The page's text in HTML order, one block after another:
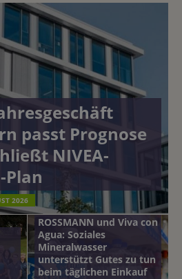
passt Prognose
NIVEA-
2026
ROSSMANN und Viva con
Agua: Soziales
Mineralwasser
unterstützt Gutes zu tun
beim täglichen Einkauf